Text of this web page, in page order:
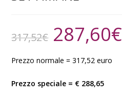
317,52€ 287,60€
Prezzo normale = 317,52 euro
Prezzo speciale = € 288,65